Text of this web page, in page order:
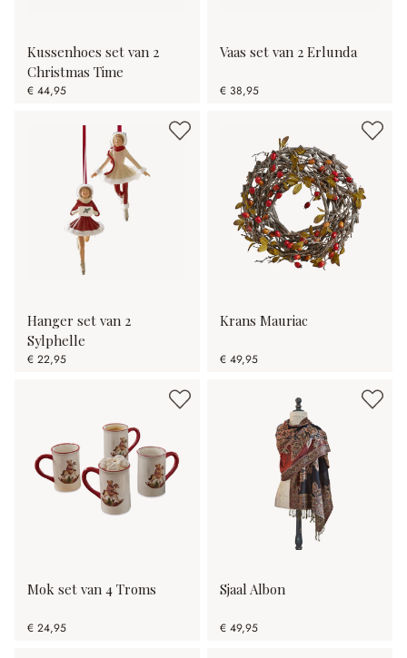
Kussenhoes set van 2
Christmas Time
€ 44,95
Vaas set van 2 Erlunda
€ 38,95
Hanger set van 2
Sylphelle
€ 22,95
Krans Mauriac
€ 49,95
Mok set van 4 Troms
€ 24,95
Sjaal Albon
€ 49,95